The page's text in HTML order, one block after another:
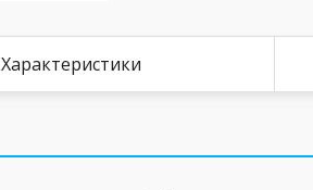
Характеристики